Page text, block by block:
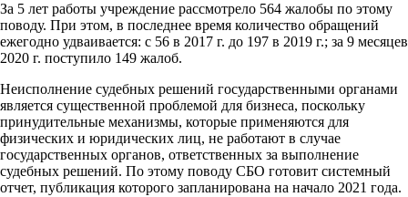
За 5 лет работы учреждение рассмотрело 564 жалобы по этому
поводу. При этом, в последнее время количество обращений
ежегодно удваивается: с 56 в 2017 г. до 197 в 2019 г.; за 9 месяцев
2020 г. поступило 149 жалоб.
Неисполнение судебных решений государственными органами
является существенной проблемой для бизнеса, поскольку
принудительные механизмы, которые применяются для
физических и юридических лиц, не работают в случае
государственных органов, ответственных за выполнение
судебных решений. По этому поводу СБО готовит системный
отчет, публикация которого запланирована на начало 2021 года.